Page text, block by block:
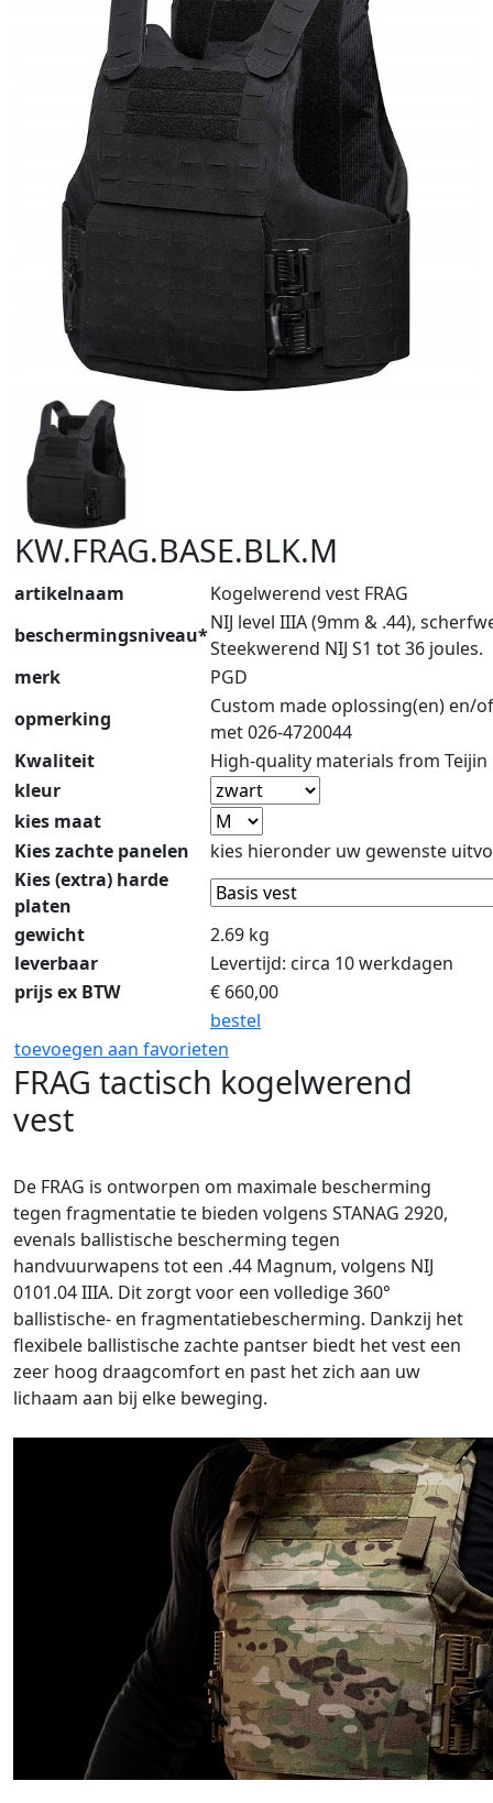
KW.FRAG.BASE.BLK.M
artikelnaam
Kogelwerend vest FRAG
beschermingsniveau*
NIJ level IIIA (9mm & .44),
Steekwerend NIJ S1 tot 36 joules.
merk
PGD
opmerking
Custom made oplossing(en) en/
met 026-4720044
Kwaliteit
High-quality materials from Teijin
kleur
kies maat
Kies zachte panelen
kies hieronder uw gewenste
Kies (extra) harde
platen
gewicht
2.69 kg
leverbaar
Levertijd: circa 10 werkdagen
prijs ex BTW
€ 660,00
bestel
toevoegen aan favorieten
FRAG tactisch kogelwerend
vest
De FRAG is ontworpen om maximale bescherming
tegen fragmentatie te bieden volgens STANAG 2920,
evenals ballistische bescherming tegen
handvuurwapens tot een .44 Magnum, volgens NIJ
0101.04 IIIA. Dit zorgt voor een volledige 360°
ballistische- en fragmentatiebescherming. Dankzij het
flexibele ballistische zachte pantser biedt het vest een
zeer hoog draagcomfort en past het zich aan uw
lichaam aan bij elke beweging.